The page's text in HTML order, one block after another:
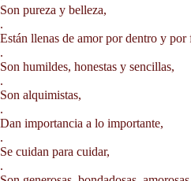
Son pureza y belleza,
.
Están llenas de amor por dentro y por
.
Son humildes, honestas y sencillas,
.
Son alquimistas,
.
Dan importancia a lo importante,
.
Se cuidan para cuidar,
.